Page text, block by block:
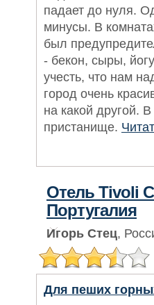
падает до нуля.
минусы. В
был
- бекон, сыры,
учесть, что нам
город очень
на какой другой.
пристанище.
Отель Tivoli
Португалия
Игорь Стец,
Для пеших